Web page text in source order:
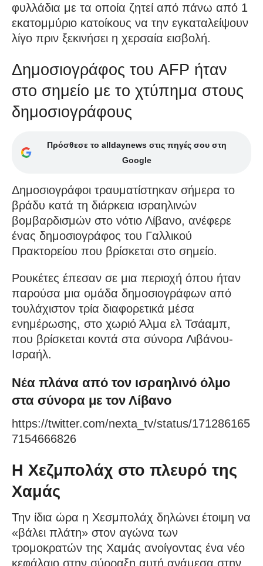
φυλλάδια με τα οποία ζητεί από πάνω από 1
εκατομμύριο κατοίκους να την εγκαταλείψουν
λίγο πριν ξεκινήσει η χερσαία εισβολή.
Δημοσιογράφος του AFP ήταν
στο σημείο με το χτύπημα στους
δημοσιογράφους
Πρόσθεσε το alldaynews στις πηγές σου στη
Google
Δημοσιογράφοι τραυματίστηκαν σήμερα το
βράδυ κατά τη διάρκεια ισραηλινών
βομβαρδισμών στο νότιο Λίβανο, ανέφερε
ένας δημοσιογράφος του Γαλλικού
Πρακτορείου που βρίσκεται στο σημείο.
Ρουκέτες έπεσαν σε μια περιοχή όπου ήταν
παρούσα μια ομάδα δημοσιογράφων από
τουλάχιστον τρία διαφορετικά μέσα
ενημέρωσης, στο χωριό Άλμα ελ Τσάαμπ,
που βρίσκεται κοντά στα σύνορα Λιβάνου-
Ισραήλ.
Νέα πλάνα από τον ισραηλινό όλμο
στα σύνορα με τον Λίβανο
https://twitter.com/nexta_tv/status/171286165
7154666826
Η Χεζμπολάχ στο πλευρό της
Χαμάς
Την ίδια ώρα η Χεσμπολάχ δηλώνει έτοιμη να
«βάλει πλάτη» στον αγώνα των
τρομοκρατών της Χαμάς ανοίγοντας ένα νέο
κεφάλαιο στην σύρραξη αυτή ανάμεσα στην